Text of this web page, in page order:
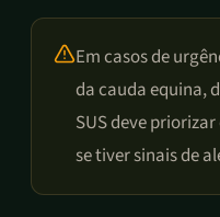
Em casos de
da cauda equina,
SUS deve
se tiver sinais de